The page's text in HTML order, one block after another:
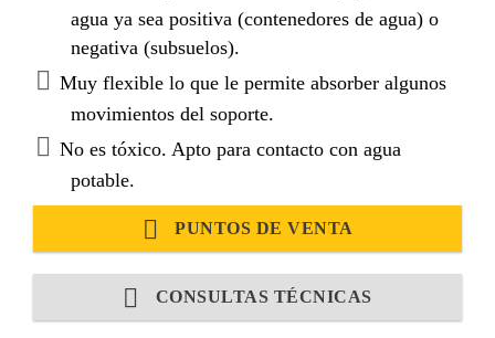
agua ya sea positiva (contenedores de agua) o
negativa (subsuelos).
Muy flexible lo que le permite absorber algunos
movimientos del soporte.
No es tóxico. Apto para contacto con agua
potable.
PUNTOS DE VENTA
CONSULTAS TÉCNICAS